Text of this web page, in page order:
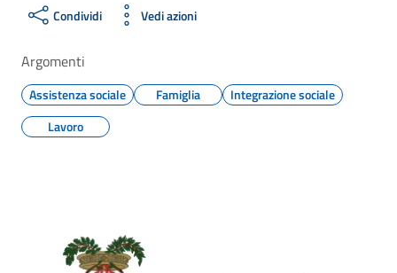
Condividi Vedi azioni
Argomenti
Assistenza sociale Famiglia
Integrazione sociale
Lavoro